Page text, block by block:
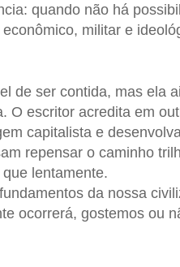
quando não há
militar e
de ser contida, mas ela
O escritor acredita em
capitalista e
repensar o caminho
lentamente.
da nossa
ocorrerá, gostemos ou